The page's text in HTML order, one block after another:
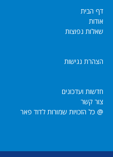
דף הבית
אודות
שאלות נפוצות
הצהרת נגישות
חדשות ועדכונים
צור קשר
@ כל הזכויות שמורות לדוד פאר